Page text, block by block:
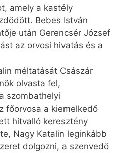
amely a kastély
Bebes István
után Gerencsér József
az orvosi hivatás és a
méltatását Császár
olvasta fel,
szombathelyi
főorvosa a kiemelkedő
hitvalló keresztény
Nagy Katalin leginkább
dolgozni, a szenvedő